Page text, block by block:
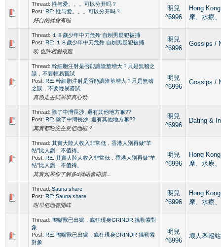
Thread:性与爱。。。可以分开吗？
Post: RE: 性与爱。。。可以分开吗？
好自然就會有啦
明兒
^6996
Hong
摩、水療
Thread: １８歲少年中刀危殆 自刎男疑犯被捕
Post: RE: １８歲少年中刀危殆 自刎男疑犯被捕
唉 也許相愛很難
明兒
^6996
Gossips /
Thread: 幹細胞注射是否能讓陰莖增大？只是無稽之
談，不要輕易嘗試
Post: RE: 幹細胞注射是否能讓陰莖增大？只是無稽
之談，不要輕易嘗試
真係走去試果班真心勁
明兒
^6996
Gossips /
Thread: 除了中灣長沙, 還有其他地方嘛??
Post: RE: 除了中灣長沙, 還有其他地方嘛??
其實都唔洗在意佢地啦？
明兒
^6996
Dating &
Thread: 其實大陸人收入非常低，香港人別再做"羊
牯"比人劏，不值得。
Post: RE: 其實大陸人收入非常低，香港人別再做"羊
牯"比人劏，不值得。
其實如果你了解多d就唔會咁講...
明兒
^6996
Hong
摩、水療
Thread: Sauna share
Post: RE: Sauna share
咁早佢地有開咩
明兒
^6996
Hong
摩、水療
Thread: 鴨嘴獸已出獄，瘋狂現身GRINDR 搵勒索對
象
Post: RE: 鴨嘴獸已出獄，瘋狂現身GRINDR 搵勒索
對象
明兒
^6996
壞人舉報